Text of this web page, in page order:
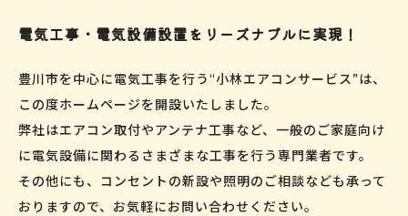
電気工事・電気設備設置をリーズナブルに実現！
豊川市を中心に電気工事を行う“小林エアコンサービス”は、
この度ホームページを開設いたしました。
弊社はエアコン取付やアンテナ工事など、一般のご家庭向け
に電気設備に関わるさまざまな工事を行う専門業者です。
その他にも、コンセントの新設や照明のご相談なども承って
おりますので、お気軽にお問い合わせください。